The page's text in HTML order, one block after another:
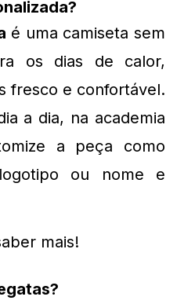
é uma camiseta sem
os dias de calor,
fresco e confortável.
a dia, na academia
a peça como
ou nome e
mais!